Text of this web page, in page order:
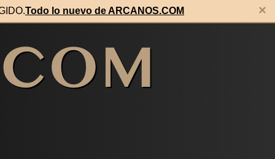
Todo lo nuevo de ARCANOS.COM ×